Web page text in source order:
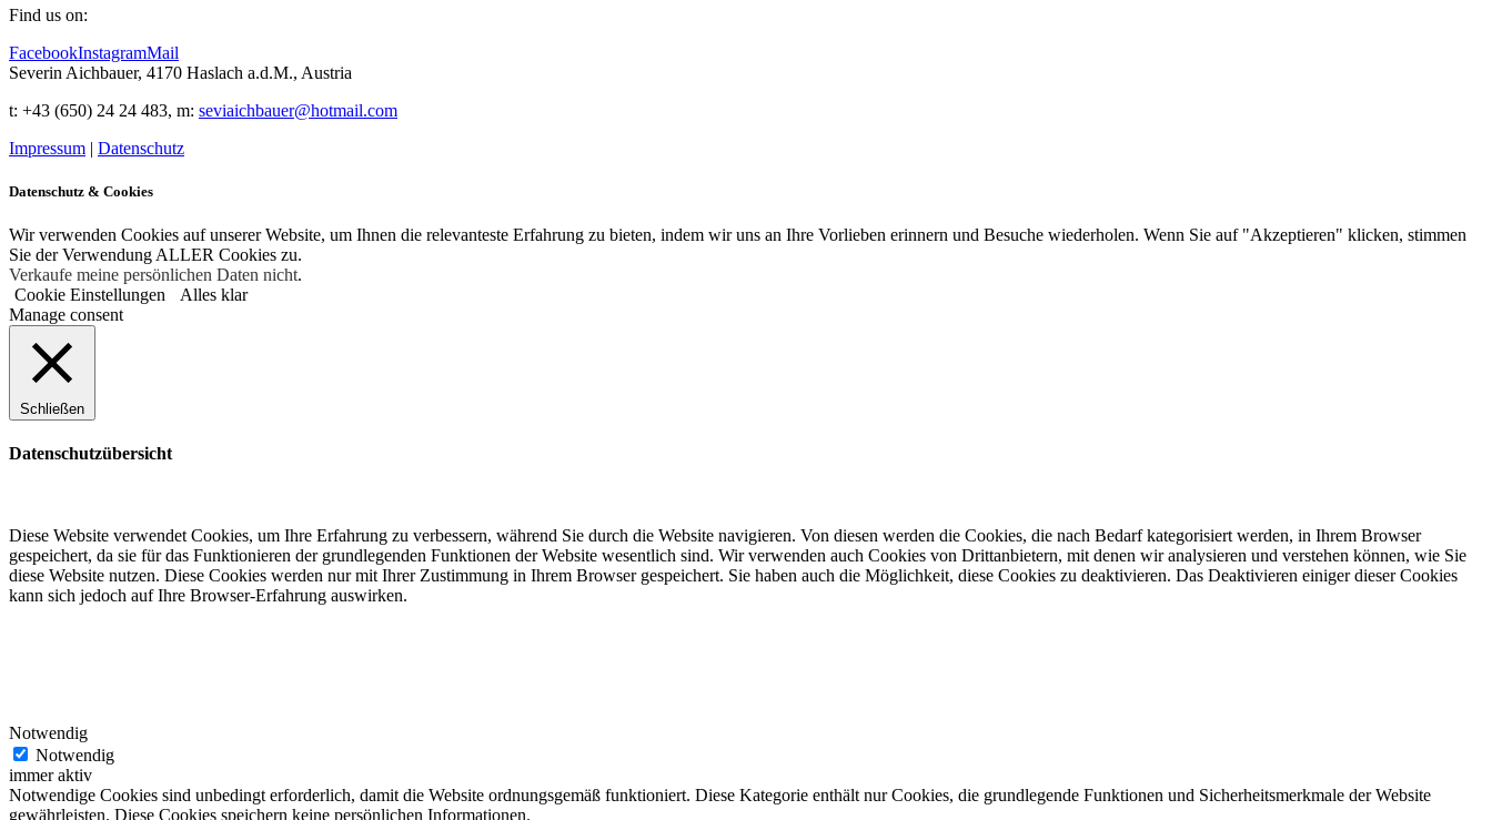
Find us on:
FacebookInstagramMail
Severin Aichbauer, 4170 Haslach a.d.M., Austria
t: +43 (650) 24 24 483, m: seviaichbauer@hotmail.com
Impressum | Datenschutz
Datenschutz & Cookies
Wir verwenden Cookies auf unserer Website, um Ihnen die relevanteste Erfahrung zu bieten, indem wir uns an Ihre Vorlieben erinnern und Besuche wiederholen. Wenn Sie auf "Akzeptieren" klicken, stimmen
Sie der Verwendung ALLER Cookies zu.
Verkaufe meine persönlichen Daten nicht.
Cookie Einstellungen
Alles klar
Manage consent
Schließen
Datenschutzübersicht
Diese Website verwendet Cookies, um Ihre Erfahrung zu verbessern, während Sie durch die Website navigieren. Von diesen werden die Cookies, die nach Bedarf kategorisiert werden, in Ihrem Browser
gespeichert, da sie für das Funktionieren der grundlegenden Funktionen der Website wesentlich sind. Wir verwenden auch Cookies von Drittanbietern, mit denen wir analysieren und verstehen können, wie Sie
diese Website nutzen. Diese Cookies werden nur mit Ihrer Zustimmung in Ihrem Browser gespeichert. Sie haben auch die Möglichkeit, diese Cookies zu deaktivieren. Das Deaktivieren einiger dieser Cookies
kann sich jedoch auf Ihre Browser-Erfahrung auswirken.
Notwendig
Notwendig
immer aktiv
Notwendige Cookies sind unbedingt erforderlich, damit die Website ordnungsgemäß funktioniert. Diese Kategorie enthält nur Cookies, die grundlegende Funktionen und Sicherheitsmerkmale der Website
gewährleisten. Diese Cookies speichern keine persönlichen Informationen.